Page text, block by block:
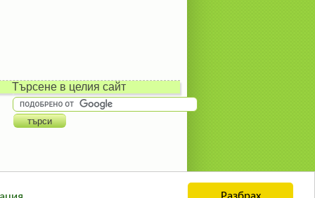
Разбрах
Търсене в целия сайт